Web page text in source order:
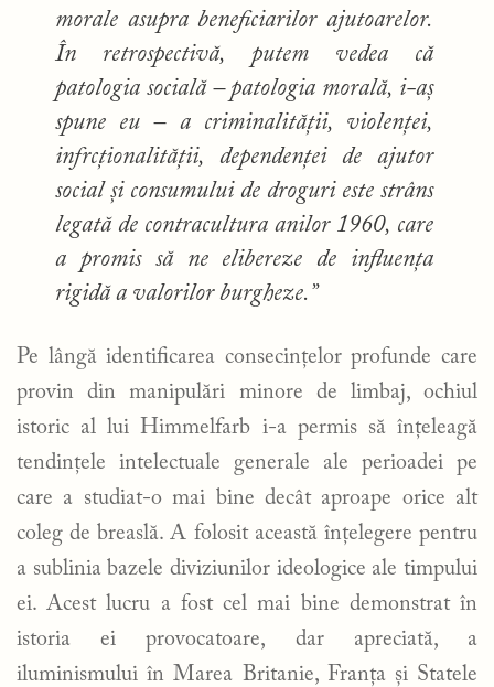
morale asupra beneficiarilor ajutoarelor.
În retrospectivă, putem vedea că
patologia socială – patologia morală, i-aș
spune eu – a criminalității, violenței,
infrcționalității, dependenței de ajutor
social și consumului de droguri este strâns
legată de contracultura anilor 1960, care
a promis să ne elibereze de influența
rigidă a valorilor burgheze.”
Pe lângă identificarea consecințelor profunde care
provin din manipulări minore de limbaj, ochiul
istoric al lui Himmelfarb i-a permis să înțeleagă
tendințele intelectuale generale ale perioadei pe
care a studiat-o mai bine decât aproape orice alt
coleg de breaslă. A folosit această înțelegere pentru
a sublinia bazele diviziunilor ideologice ale timpului
ei. Acest lucru a fost cel mai bine demonstrat în
istoria ei provocatoare, dar apreciată, a
iluminismului în Marea Britanie, Franța și Statele